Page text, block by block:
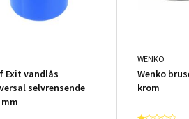
Exit vandlås
selvrensende
mm
WENKO
Wenko
krom